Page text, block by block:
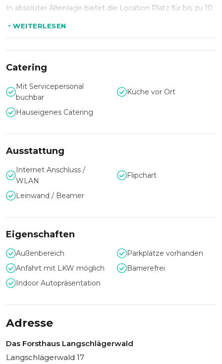
In absoluter Alleinlage bietet die Location Platz für bis zu 10
Freizeitaktivitäten wie Reiten, Fischen, Jagen oder einfach
die Seele baumeln lassen stehen Ihnen hier zur Verfügung
und können auch in Seminare, Workshops und
Firmenausflüge eingebunden werden.
Das liebevoll erhaltene Forsthaus Langschlägerwald mit
Nebengebäuden ist hochwertig und mit traditionellem
Charme ausgestattet und bietet direkt auf dem Gelände
zudem einen Reitplatz, einen Pool, einen See sowie eine
WEITERLESEN
Catering
Mit Servicepersonal
buchbar
Küche vor Ort
Hauseigenes Catering
Ausstattung
Internet Anschluss /
WLAN
Flipchart
Leinwand / Beamer
Eigenschaften
Außenbereich
Parkplätze vorhanden
Anfahrt mit LKW möglich
Barrierefrei
Indoor Autopräsentation
Adresse
Das Forsthaus Langschlägerwald
Langschlägerwald 17